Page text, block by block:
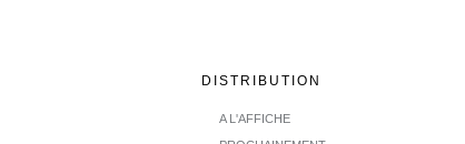
DISTRIBUTION
A L'AFFICHE